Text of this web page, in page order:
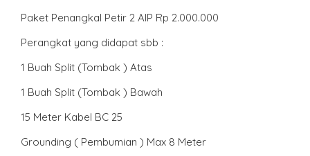
Paket Penangkal Petir 2 AIP Rp 2.000.000
Perangkat yang didapat sbb :
1 Buah Split (Tombak ) Atas
1 Buah Split (Tombak ) Bawah
15 Meter Kabel BC 25
Grounding ( Pembumian ) Max 8 Meter